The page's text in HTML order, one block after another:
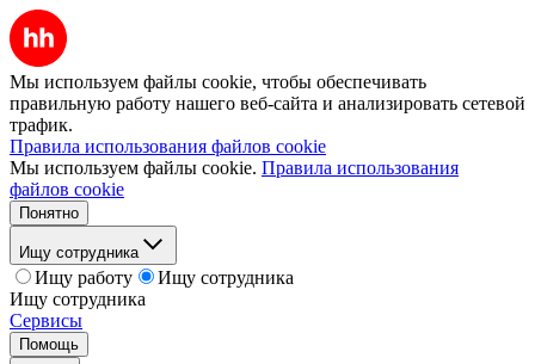
Мы используем файлы cookie, чтобы обеспечивать
правильную работу нашего веб-сайта и анализировать сетевой
трафик.
Правила использования файлов cookie
Мы используем файлы cookie. Правила использования
файлов cookie
Понятно
Ищу сотрудника
Ищу работу
Ищу сотрудника
Ищу сотрудника
Сервисы
Помощь